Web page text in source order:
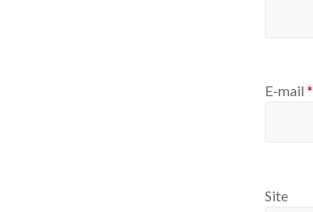
E-mail *
Site